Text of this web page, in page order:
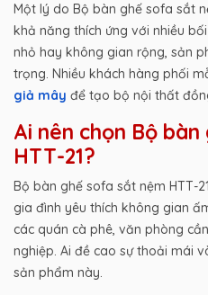
Một lý do Bộ bàn ghế sofa sắt
khả năng thích ứng với nhiều
nhỏ hay không gian rộng, sản
trọng. Nhiều khách hàng phối
giả mây để tạo bộ nội thất
Ai nên chọn Bộ
HTT-21?
Bộ bàn ghế sofa sắt nệm HTT-
gia đình yêu thích không gian
các quán cà phê, văn phòng
nghiệp. Ai đề cao sự thoải mái
sản phẩm này.